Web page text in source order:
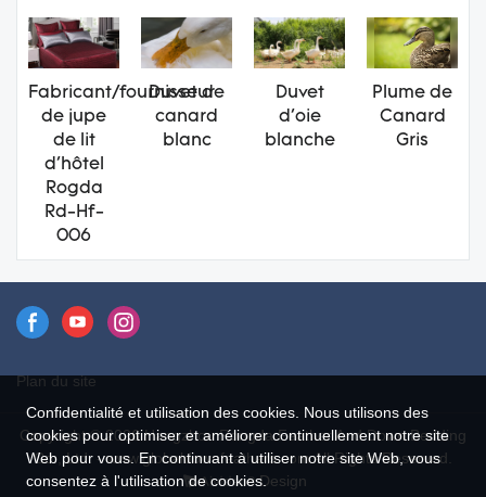
Fabricant/fournisseur
de jupe
de lit
d'hôtel
Rogda
Rd-Hf-
006
Duvet de
canard
blanc
Duvet
d'oie
blanche
Plume de
Canard
Gris
Plan du site
Copyright © 2026 Hangzhou Rongda Feather And Down Bedding
Co., Ltd. - www.globaldownfeathers.com All Rights Reserved.
Design
Confidentialité et utilisation des cookies. Nous utilisons des
cookies pour optimiser et améliorer continuellement notre site
Web pour vous. En continuant à utiliser notre site Web, vous
consentez à l'utilisation de cookies.